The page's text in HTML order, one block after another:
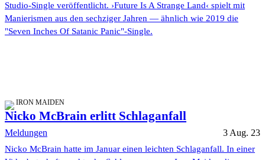
Studio-Single veröffentlicht. ›Future Is A Strange Land‹ spielt mit
Manierismen aus den sechziger Jahren — ähnlich wie 2019 die
"Seven Inches Of Satanic Panic"-Single.
IRON MAIDEN
Nicko McBrain erlitt Schlaganfall
Meldungen 3 Aug. 23
Nicko McBrain hatte im Januar einen leichten Schlaganfall. In einer